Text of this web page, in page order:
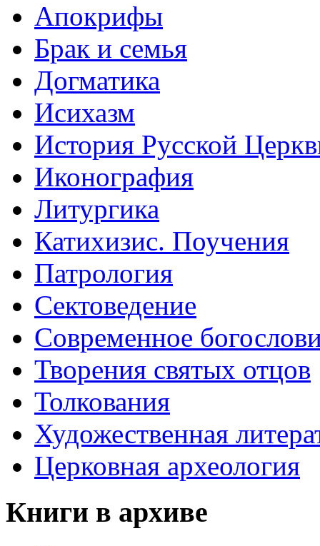
Апокрифы
Брак и семья
Догматика
Исихазм
История Русской
Иконография
Литургика
Катихизис. Поучения
Патрология
Сектоведение
Современное
Творения святых отцов
Толкования
Художественная
Церковная археология
Книги в архиве